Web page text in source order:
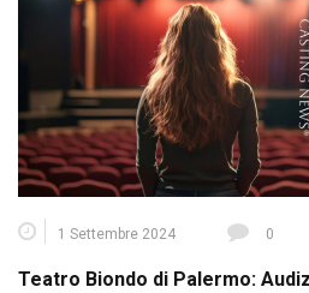
1 Settembre 2024 0
Teatro Biondo di Palermo: